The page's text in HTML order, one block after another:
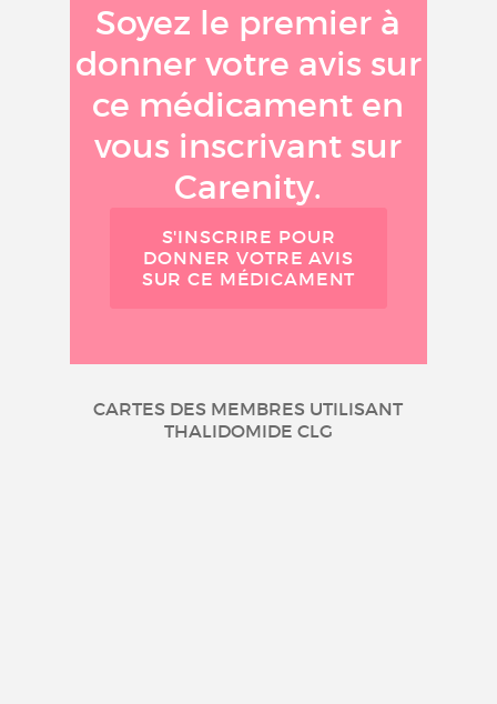
Soyez le premier à
donner votre avis sur
ce médicament en
vous inscrivant sur
Carenity.
S'INSCRIRE POUR
DONNER VOTRE AVIS
SUR CE MÉDICAMENT
CARTES DES MEMBRES UTILISANT
THALIDOMIDE CLG